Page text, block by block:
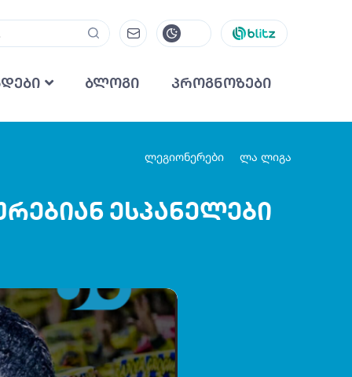
ბლოგი პროგნოზები
ლეგიონერები ლა ლიგა
ესპანელები